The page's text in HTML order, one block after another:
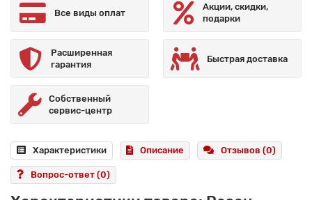
Все виды оплат
Акции, скидки,
подарки
Расширенная
гарантия
Быстрая доставка
Собственный
сервис-центр
Характеристики Описание Отзывов (0)
Вопрос-ответ (0)